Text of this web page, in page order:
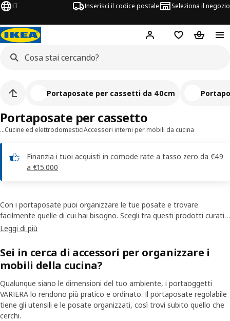
IT Inserisci il codice postale Seleziona il negozio
Hej! AccediLista deiCarrello
…Cucine ed elettrodomesticiAccessori interni per mobili da cucina
Finanzia i tuoi acquisti in comode rate a tasso zero da €49
a €15.000
Portaposate per cassetto
Portaposate per cassetti da 40cm
Con i portaposate puoi organizzare le tue posate e trovare
facilmente quelle di cui hai bisogno. Scegli tra questi prodotti curati
in ogni dettaglio, come un portaposate in bambù o in plastica.
ordine gli utenti essenziali per la cucina. Per una sistemazione
ottimale anche dei tuoi coltelli, valuta l'utilità di un portacoltelli da
cassetto, ideale per mantenere le lame protette, organizzate e
sempre a portata di mano in tutta sicurezza.
Leggi di più
Sei in cerca di accessori per organizzare i
mobili della cucina?
Qualunque siano le dimensioni del tuo ambiente, i portaoggetti
VARIERA lo rendono più pratico e ordinato. Il portaposate regolabile
tiene gli utensili e le posate organizzati, così trovi subito quello che
cerchi.
la trascrizione